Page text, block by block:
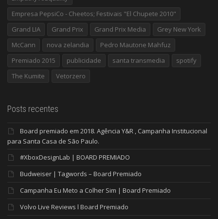
Empresa PepsiCo - Cheetos; Festivais "El Chupete 2010"
Grand LIA
Grand Prix Grand Prix Media
Grey New York
McCann
nova zelandia
Pedro Mautone Mahfuz
Premiado 2015
publicidade santa transmedia
spotify
The Kumite
Vetorzero
Posts recentes
Board premiado em 2018. Agência Y&R , Campanha Institucional
para Santa Casa de São Paulo.
#XboxDesignLab | BOARD PREMIADO
Budweiser | Tagwords – Board Premiado
Campanha Eu Meto a Colher Sim | Board Premiado
Volvo Live Reviews l Board Premiado